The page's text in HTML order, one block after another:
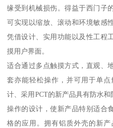
缘受到机械损伤。得益于西门子
可实现以缩放、滚动和环境敏感
凭借设计、实用功能以及性工程
摸用户界面。
适合通过多点触摸方式，直观、
套亦能轻松操作，并可用于单
计、采用PCT的新产品具有防水
操作的设计，使新产品特别适合
格的应用。拥有铝质外壳的新